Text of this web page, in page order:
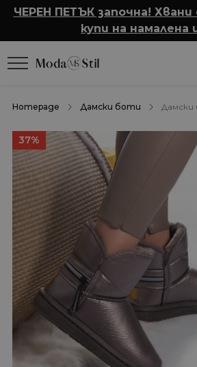
ЧЕРЕН ПЕТЪК започна!
купи на намалена
Homepage Дамски боти Дамски
37%